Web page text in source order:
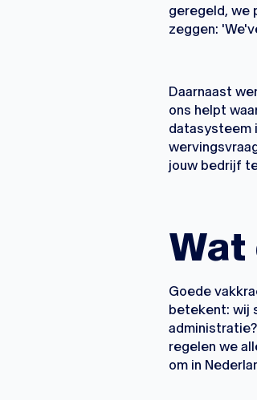
geregeld, we
zeggen:
Daarnaast
ons helpt
datasysteem
jouw bedrijf
Wat
Goede
betekent: wij
regelen we
om in